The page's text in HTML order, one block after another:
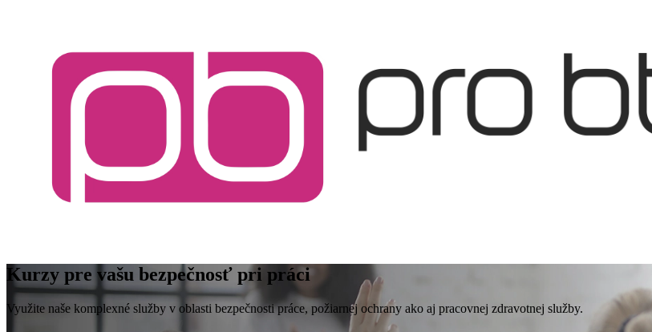
Kurzy pre vašu bezpečnosť pri práci
Využite naše komplexné služby v oblasti bezpečnosti práce, požiarnej ochrany ako aj pracovnej zdravotnej služby.